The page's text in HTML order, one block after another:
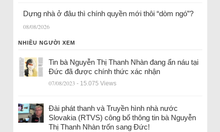
Dựng nhà ở đâu thì chính quyền mới thôi “dòm ngó”?
08/08/2026
NHIỀU NGƯỜI XEM
Tin bà Nguyễn Thị Thanh Nhàn đang ẩn náu tại
Đức đã được chính thức xác nhận
07/08/2023 - 15.075 Views
Đài phát thanh và Truyền hình nhà nước
Slovakia (RTVS) công bố thông tin bà Nguyễn
Thị Thanh Nhàn trốn sang Đức!